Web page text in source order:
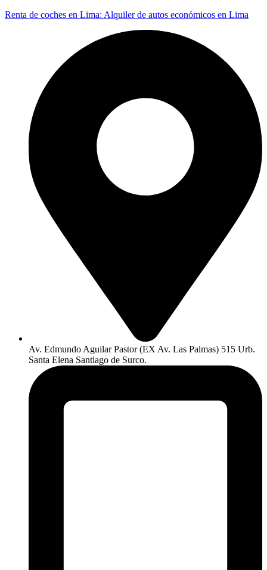
Renta de coches en Lima: Alquiler de autos económicos en Lima
Av. Edmundo Aguilar Pastor (EX Av. Las Palmas) 515 Urb.
Santa Elena Santiago de Surco.